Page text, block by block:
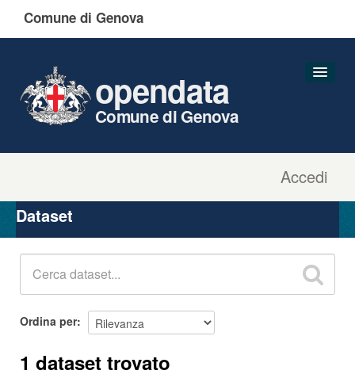
Comune di Genova
Accedi
opendata
Comune di Genova
Organizzazioni
Gruppi
Dataset
Ordina per
1 dataset trovato